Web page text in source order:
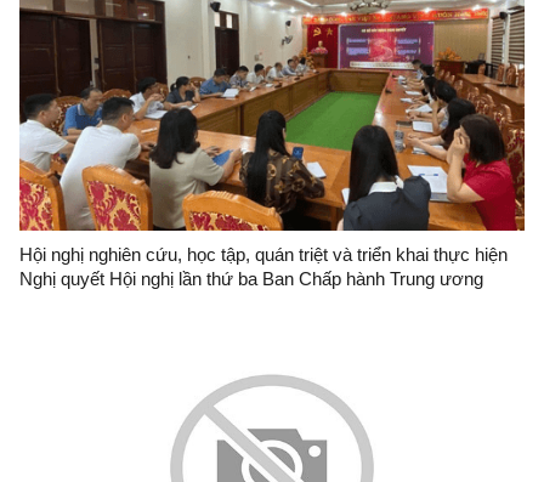
Hội nghị nghiên cứu, học tập, quán triệt và triển khai thực hiện
Nghị quyết Hội nghị lần thứ ba Ban Chấp hành Trung ương